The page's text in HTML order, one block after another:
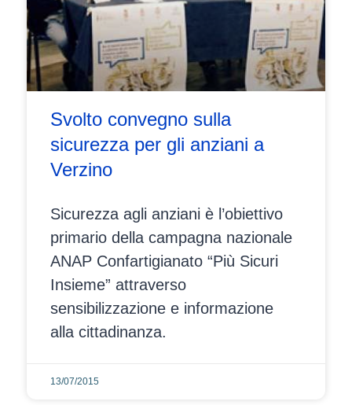
Svolto convegno sulla
sicurezza per gli anziani a
Verzino
Sicurezza agli anziani è l’obiettivo
primario della campagna nazionale
ANAP Confartigianato “Più Sicuri
Insieme” attraverso
sensibilizzazione e informazione
alla cittadinanza.
13/07/2015